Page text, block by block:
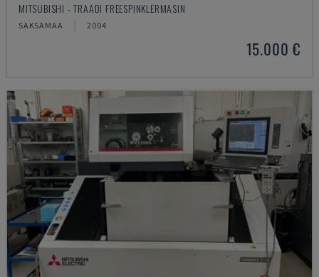
MITSUBISHI - TRAADI FREESPINKLERMASIN
SAKSAMAA 2004
15.000 €